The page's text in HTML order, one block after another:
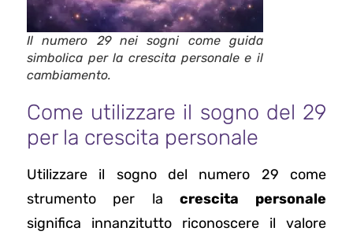
Il numero 29 nei sogni come guida
simbolica per la crescita personale e il
cambiamento.
Come utilizzare il sogno del 29
per la crescita personale
Utilizzare il sogno del numero 29 come
strumento per la crescita personale
significa innanzitutto riconoscere il valore